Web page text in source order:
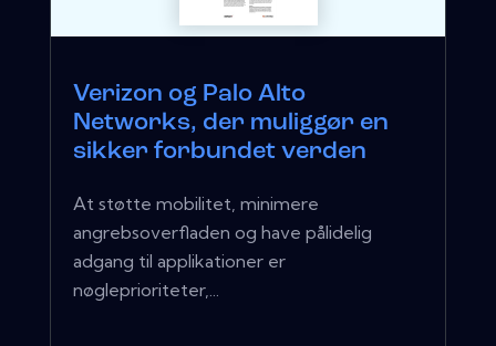
Verizon og Palo Alto
Networks, der muliggør en
sikker forbundet verden
At støtte mobilitet, minimere
angrebsoverfladen og have pålidelig
adgang til applikationer er
nøgleprioriteter,...